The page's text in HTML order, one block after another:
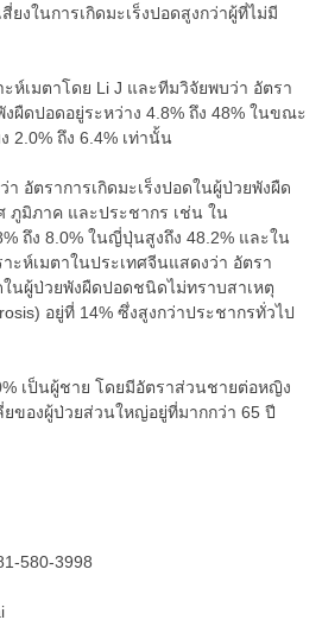
ยงในการเกิดมะเร็งปอดสูงกว่าผู้ที่ไม่มี
เมตาโดย Li J และทีมวิจัยพบว่า อัตรา
งผืดปอดอยู่ระหว่าง 4.8% ถึง 48% ในขณะ
2.0% ถึง 6.4% เท่านั้น
ตราการเกิดมะเร็งปอดในผู้ป่วยพังผืด
ภูมิภาค และประชากร เช่น ใน
ถึง 8.0% ในญี่ปุ่นสูงถึง 48.2% และใน
าะห์เมตาในประเทศจีนแสดงว่า อัตรา
ในผู้ป่วยพังผืดปอดชนิดไม่ทราบสาเหตุ
อยู่ที่ 14% ซึ่งสูงกว่าประชากรทั่วไป
เป็นผู้ชาย โดยมีอัตราส่วนชายต่อหญิง
ของผู้ป่วยส่วนใหญ่อยู่ที่มากกว่า 65 ปี
580-3998